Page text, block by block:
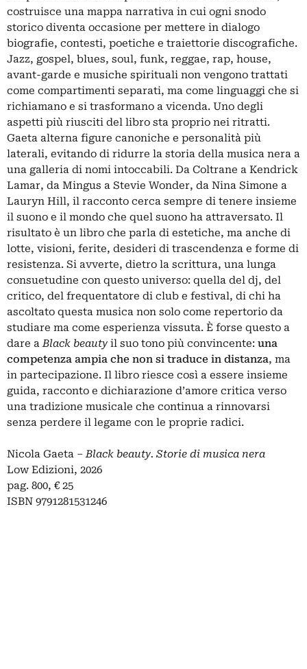
costruisce una mappa narrativa in cui ogni snodo
storico diventa occasione per mettere in dialogo
biografie, contesti, poetiche e traiettorie discografiche.
Jazz, gospel, blues, soul, funk, reggae, rap, house,
avant-garde e musiche spirituali non vengono trattati
come compartimenti separati, ma come linguaggi che si
richiamano e si trasformano a vicenda. Uno degli
aspetti più riusciti del libro sta proprio nei ritratti.
Gaeta alterna figure canoniche e personalità più
laterali, evitando di ridurre la storia della musica nera a
una galleria di nomi intoccabili. Da Coltrane a Kendrick
Lamar, da Mingus a Stevie Wonder, da Nina Simone a
Lauryn Hill, il racconto cerca sempre di tenere insieme
il suono e il mondo che quel suono ha attraversato. Il
risultato è un libro che parla di estetiche, ma anche di
lotte, visioni, ferite, desideri di trascendenza e forme di
resistenza. Si avverte, dietro la scrittura, una lunga
consuetudine con questo universo: quella del dj, del
critico, del frequentatore di club e festival, di chi ha
ascoltato questa musica non solo come repertorio da
studiare ma come esperienza vissuta. È forse questo a
dare aBlack beauty il suo tono più convincente: una
competenza ampia che non si traduce in distanza, ma
in partecipazione. Il libro riesce così a essere insieme
guida, racconto e dichiarazione d’amore critica verso
una tradizione musicale che continua a rinnovarsi
senza perdere il legame con le proprie radici.
Nicola Gaeta –Black beauty. Storie di musica nera
Low Edizioni, 2026
pag. 800, € 25
ISBN 9791281531246